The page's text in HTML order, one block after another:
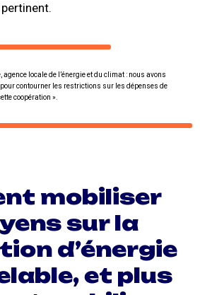
agence locale de l’énergie et du climat : nous avons
contourner les restrictions sur les dépenses de
coopération ».
mobiliser
sur la
d’énergie
et plus